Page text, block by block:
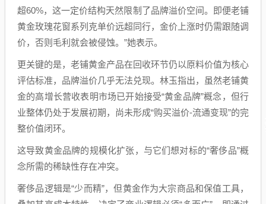
超60%，这一定价结构天然限制了品牌溢价空间。即便老铺
黄金玫瑰花窗系列克单价远超同行，金价上涨时仍需跟随调
价，否则毛利就会被侵蚀。”她表示。
更关键的是，老铺黄金产品在回收环节仍以原料价值为核心
评估标准，品牌溢价几乎无法兑现。林玉指出，虽然老铺黄
金的高增长营收表明市场已开始接受“黄金品牌”概念，但行
业整体仍处于发展初期，尚未形成“购买溢价-流通变现”的完
整价值闭环。
这导致黄金品牌的规模化扩张，与它们想对标的“奢侈品”概
念所需的稀缺性存在冲突。
奢侈品逻辑是“少而精”，但黄金作为大宗商品和保值工具，